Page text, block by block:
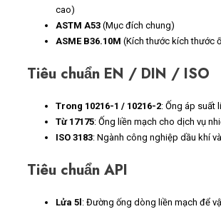
cao)
ASTM A53 (Mục đích chung)
ASME B36.10M (Kích thước kích thước
Tiêu chuẩn EN / DIN / ISO
Trong 10216-1 / 10216-2: Ống áp suất
Từ 17175: Ống liền mạch cho dịch vụ
ISO 3183: Ngành công nghiệp dầu khí
Tiêu chuẩn API
Lửa 5l : Đường ống dòng liền mạch để